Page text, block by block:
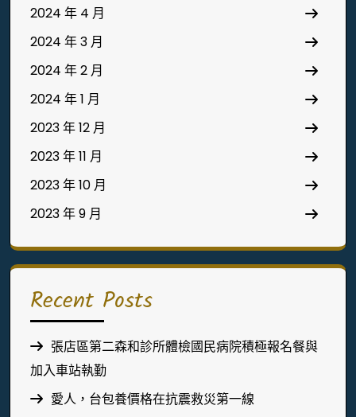
2024 年 4 月
2024 年 3 月
2024 年 2 月
2024 年 1 月
2023 年 12 月
2023 年 11 月
2023 年 10 月
2023 年 9 月
Recent Posts
張店區第二森和診所體檢國民病院積極報名餐與
加入車站執勤
愛人，台包養價格在抗震救災第一線